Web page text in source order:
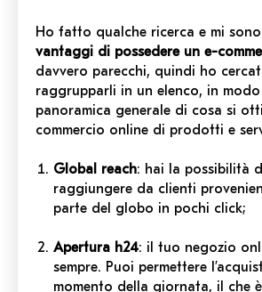
Ho fatto qualche ricerca e mi
vantaggi di possedere un e-
davvero parecchi, quindi ho
raggrupparli in un elenco, in
panoramica generale di cosa si
commercio online di prodotti e
Global reach: hai la possibilità
raggiungere da clienti
parte del globo in pochi click;
Apertura h24: il tuo negozio
sempre. Puoi permettere
momento della giornata, il che